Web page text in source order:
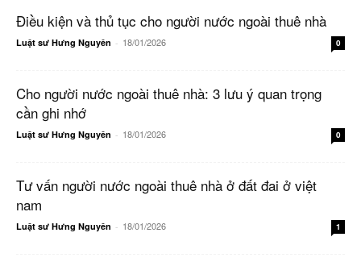
Điều kiện và thủ tục cho người nước ngoài thuê nhà
Luật sư Hưng Nguyên - 18/01/2026 0
Cho người nước ngoài thuê nhà: 3 lưu ý quan trọng
cần ghi nhớ
Luật sư Hưng Nguyên - 18/01/2026 0
Tư vấn người nước ngoài thuê nhà ở đất đai ở việt
nam
Luật sư Hưng Nguyên - 18/01/2026 1